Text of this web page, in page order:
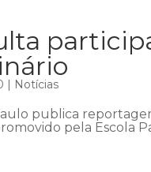
| Notícias
publica
pela Escola